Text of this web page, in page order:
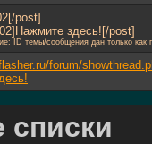
post]
здесь![/post]
ID темы/сообщения дан только
forum/